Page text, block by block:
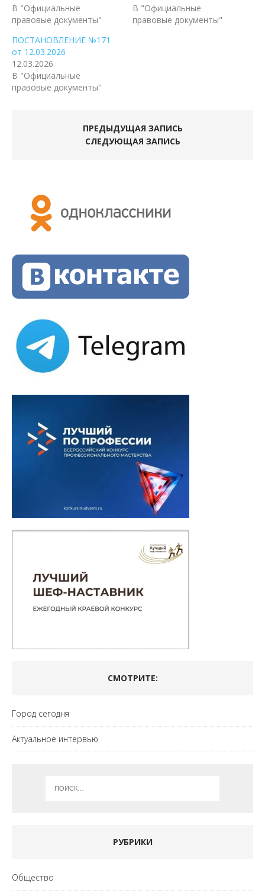
В "Официальные
правовые документы"
В "Официальные
правовые документы"
ПОСТАНОВЛЕНИЕ №171
от 12.03.2026
12.03.2026
В "Официальные
правовые документы"
ПРЕДЫДУЩАЯ ЗАПИСЬ
СЛЕДУЮЩАЯ ЗАПИСЬ
СМОТРИТЕ:
Город сегодня
Актуальное интервью
РУБРИКИ
Общество